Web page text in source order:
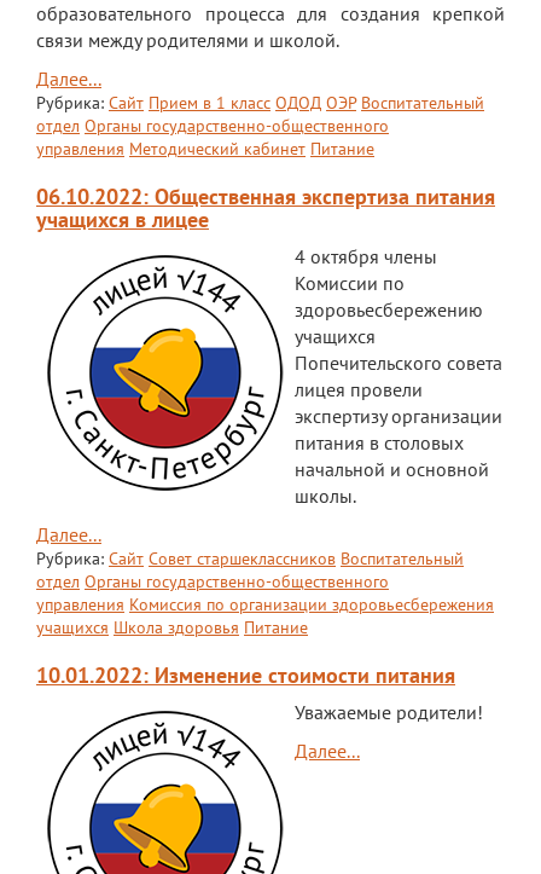
Оценочные процедуры
Итоговая аттестация
ОГЭ
Воспитательная работа
Патриотическое воспитание
Воспитательный отдел
Служба сопровождения
Спортивная жизнь
Органы ГОУО
Социальные партнеры
ОДОД
Документы
Дополнительные образовательные
Педагоги ОДОД
Театральная студия
ЮИД
образовательного процесса для создания крепкой
связи между родителями и школой.
Далее...
Рубрика: Сайт Прием в 1 класс ОДОД ОЭР Воспитательный
отдел Органы государственно-общественного
управления Методический кабинет Питание
06.10.2022: Общественная экспертиза питания
учащихся в лицее
4 октября члены
Комиссии по
здоровьесбережению
учащихся
Попечительского совета
лицея провели
экспертизу организации
питания в столовых
начальной и основной
школы.
Далее...
Рубрика: Сайт Совет старшеклассников Воспитательный
отдел Органы государственно-общественного
управления Комиссия по организации здоровьесбережения
учащихся Школа здоровья Питание
10.01.2022: Изменение стоимости питания
Уважаемые родители!
Далее...